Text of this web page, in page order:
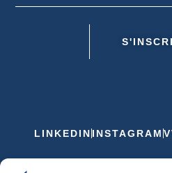
LINKEDIN INSTAGRAM